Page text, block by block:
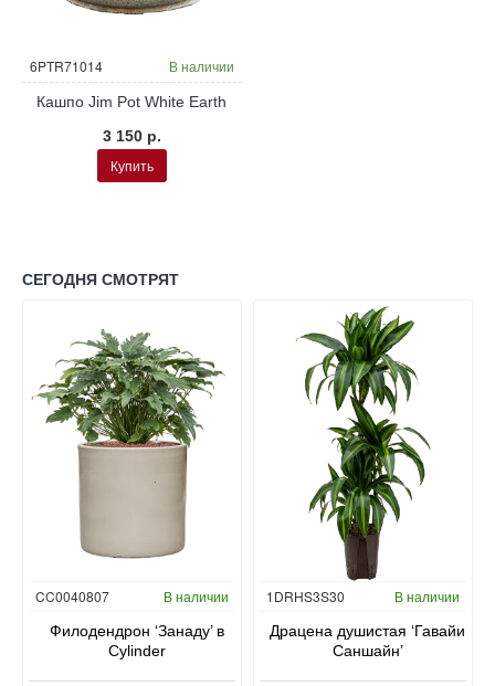
6PTR71014 В наличии
Кашпо Jim Pot White Earth
3 150 р.
Купить
СЕГОДНЯ СМОТРЯТ
CC0040807 В наличии
Филодендрон ‘Занаду’ в
Cylinder
Гидропоника
1DRHS3S30 В наличии
Драцена душистая ‘Гавайи
Саншайн’